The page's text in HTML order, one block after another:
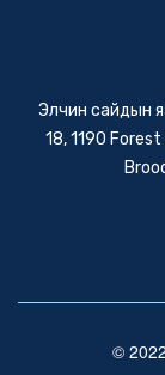
Элчин сайдын
18, 1190
©